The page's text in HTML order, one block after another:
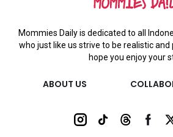
Mommies Daily is dedicated to all
who just like us strive to be realistic
hope you enjoy your
ABOUT US